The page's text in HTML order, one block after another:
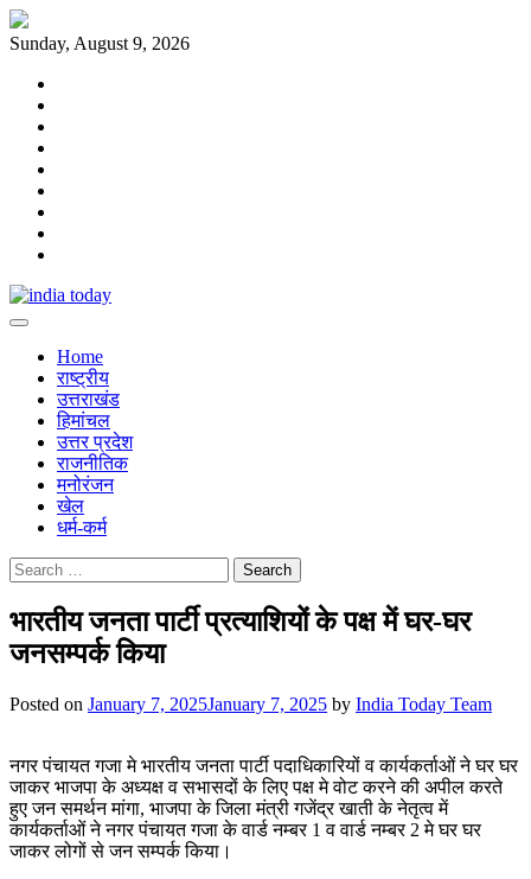
Skip
to
Sunday, August 9, 2026
Home
राष्ट्रीय
उत्तराखंड
हिमांचल
उत्तर प्रदेश
राजनीतिक
मनोरंजन
खेल
धर्म-कर्म
Search
for:
भारतीय जनता पार्टी प्रत्याशियों के पक्ष में घर-घर
जनसम्पर्क किया
Posted on January 7, 2025January 7, 2025 by India Today Team
नगर पंचायत गजा मे भारतीय जनता पार्टी पदाधिकारियों व कार्यकर्ताओं ने घर घर
जाकर भाजपा के अध्यक्ष व सभासदों के लिए पक्ष मे वोट करने की अपील करते
हुए जन समर्थन मांगा, भाजपा के जिला मंत्री गजेंद्र खाती के नेतृत्व में
कार्यकर्ताओं ने नगर पंचायत गजा के वार्ड नम्बर 1 व वार्ड नम्बर 2 मे घर घर
जाकर लोगों से जन सम्पर्क किया।